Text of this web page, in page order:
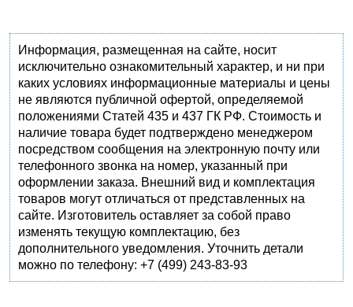
Информация, размещенная на сайте, носит
исключительно ознакомительный характер, и ни при
каких условиях информационные материалы и цены
не являются публичной офертой, определяемой
положениями Статей 435 и 437 ГК РФ. Стоимость и
наличие товара будет подтверждено менеджером
посредством сообщения на электронную почту или
телефонного звонка на номер, указанный при
оформлении заказа. Внешний вид и комплектация
товаров могут отличаться от представленных на
сайте. Изготовитель оставляет за собой право
изменять текущую комплектацию, без
дополнительного уведомления. Уточнить детали
можно по телефону: +7 (499) 243-83-93